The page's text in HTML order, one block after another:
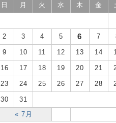
日 月 火 水 木 金
« 7月
2 3 4 5 6 7
9 10 11 12 13 14
16 17 18 19 20 21
23 24 25 26 27 28
30 31